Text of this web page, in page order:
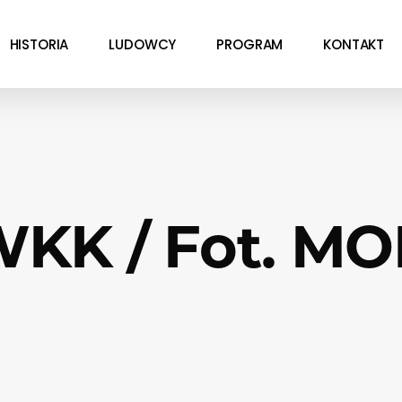
HISTORIA LUDOWCY PROGRAM KONTAKT
/ Fot.